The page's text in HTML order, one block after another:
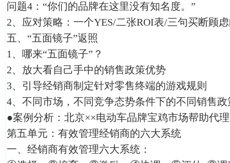
问题4：“你们的品牌在这里没有知名度。”
2、应对策略：一个YES/二张ROI表/三句买断顾
五、“五面镜子”返照
1、哪来“五面镜子”？
2、放大看自己手中的销售政策优势
3、引导经销商制定针对零售终端的游戏规则
4、不同市场，不同竞争态势条件下的不同销售
●案例分析：北京××电动车品牌宝鸡市场帮助代
第五单元：有效管理经销商的六大系统
一、经销商有效管理六大系统：